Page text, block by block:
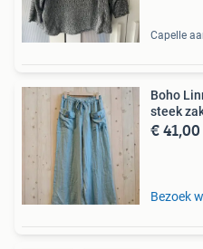
Capelle
Boho
steek
€ 41,00
Bezoek